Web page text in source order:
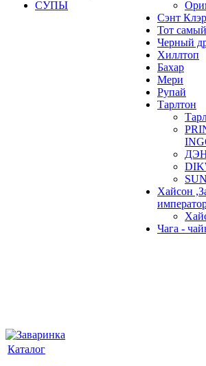
СУПЫ
Сэнт
Тот самый
Черный
Хиллтоп
Бахар
Мери
Рупай
Тарлтон
Хайсон
Чага -
Каталог